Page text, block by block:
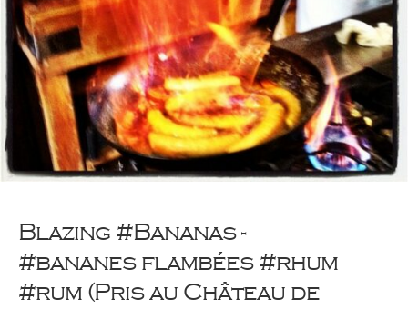
Blazing #Bananas -
#bananes flambées #rhum
#rum (Pris au Château de